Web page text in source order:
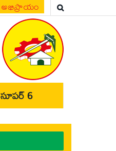
అభిప్రాయం
సూపర్ 6